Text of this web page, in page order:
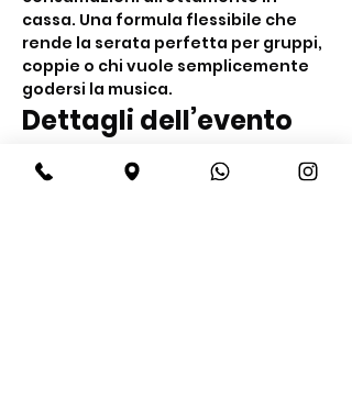
cassa. Una formula flessibile che
rende la serata perfetta per gruppi,
coppie o chi vuole semplicemente
godersi la musica.
Dettagli dell’evento
Dalle 22:00